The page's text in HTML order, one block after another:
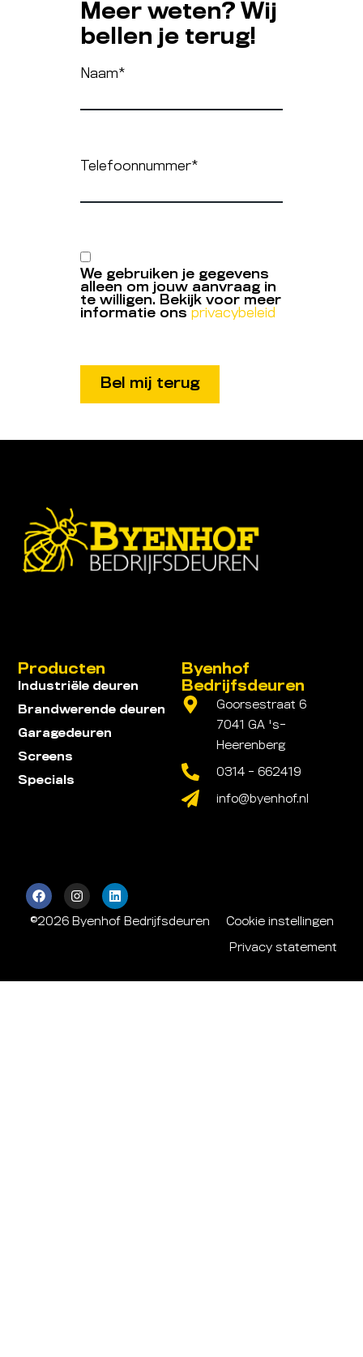
Meer weten? Wij
bellen je terug!
Naam*
Telefoonnummer*
We gebruiken je gegevens
alleen om jouw aanvraag in
te willigen. Bekijk voor meer
informatie ons privacybeleid
Byenhof
Bedrijfsdeuren
Goorsestraat 6
7041 GA 's-
Heerenberg
0314 - 662419
info@byenhof.nl
Producten
Industriële deuren
Brandwerende deuren
Garagedeuren
Screens
Specials
©2026 Byenhof Bedrijfsdeuren Cookie instellingen
Privacy statement